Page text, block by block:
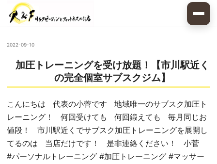
2022-09-10
加圧トレーニングを受け放題！【市川駅近く
の完全個室サブスクジム】
こんにちは 代表の小菅です 地域唯一のサブスク加圧ト
レーニング！ 何回受けても 何回鍛えても 毎月同じお
値段！ 市川駅近くでサブスク加圧トレーニングを展開し
てるのは 当店だけです！ 是非連絡ください！ 小菅
#パーソナルトレーニング #加圧トレーニング #マッサー